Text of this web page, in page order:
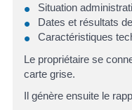
Situation
Dates et résultats
Caractéristiques
Le propriétaire se
carte grise.
Il génère ensuite le